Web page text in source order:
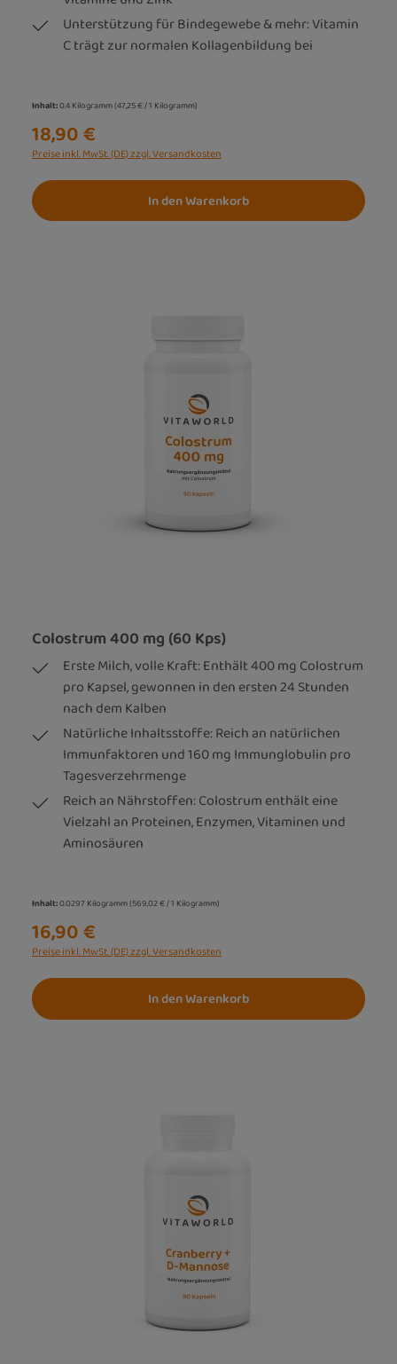
Unterstützung für Bindegewebe & mehr: Vitamin
C trägt zur normalen Kollagenbildung bei
Inhalt:0.4 Kilogramm(47,25 € / 1 Kilogramm)
18,90 €
Preise inkl. MwSt. (DE) zzgl. Versandkosten
In den Warenkorb
Colostrum 400 mg (60 Kps)
Erste Milch, volle Kraft: Enthält 400 mg Colostrum
pro Kapsel, gewonnen in den ersten 24 Stunden
nach dem Kalben
Natürliche Inhaltsstoffe: Reich an natürlichen
Immunfaktoren und 160 mg Immunglobulin pro
Tagesverzehrmenge
Reich an Nährstoffen: Colostrum enthält eine
Vielzahl an Proteinen, Enzymen, Vitaminen und
Aminosäuren
Inhalt:0.0297 Kilogramm(569,02 € / 1 Kilogramm)
16,90 €
Preise inkl. MwSt. (DE) zzgl. Versandkosten
In den Warenkorb